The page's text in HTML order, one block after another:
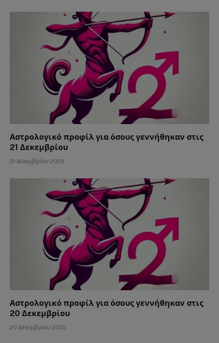
Αστρολογικό προφίλ για όσους γεννήθηκαν στις
21 Δεκεμβρίου
21 Δεκεμβρίου 2025
Αστρολογικό προφίλ για όσους γεννήθηκαν στις
20 Δεκεμβρίου
20 Δεκεμβρίου 2025